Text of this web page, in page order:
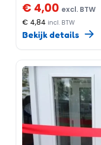
€ 4,00 excl. BTW
€ 4,84 incl. BTW
Bekijk details